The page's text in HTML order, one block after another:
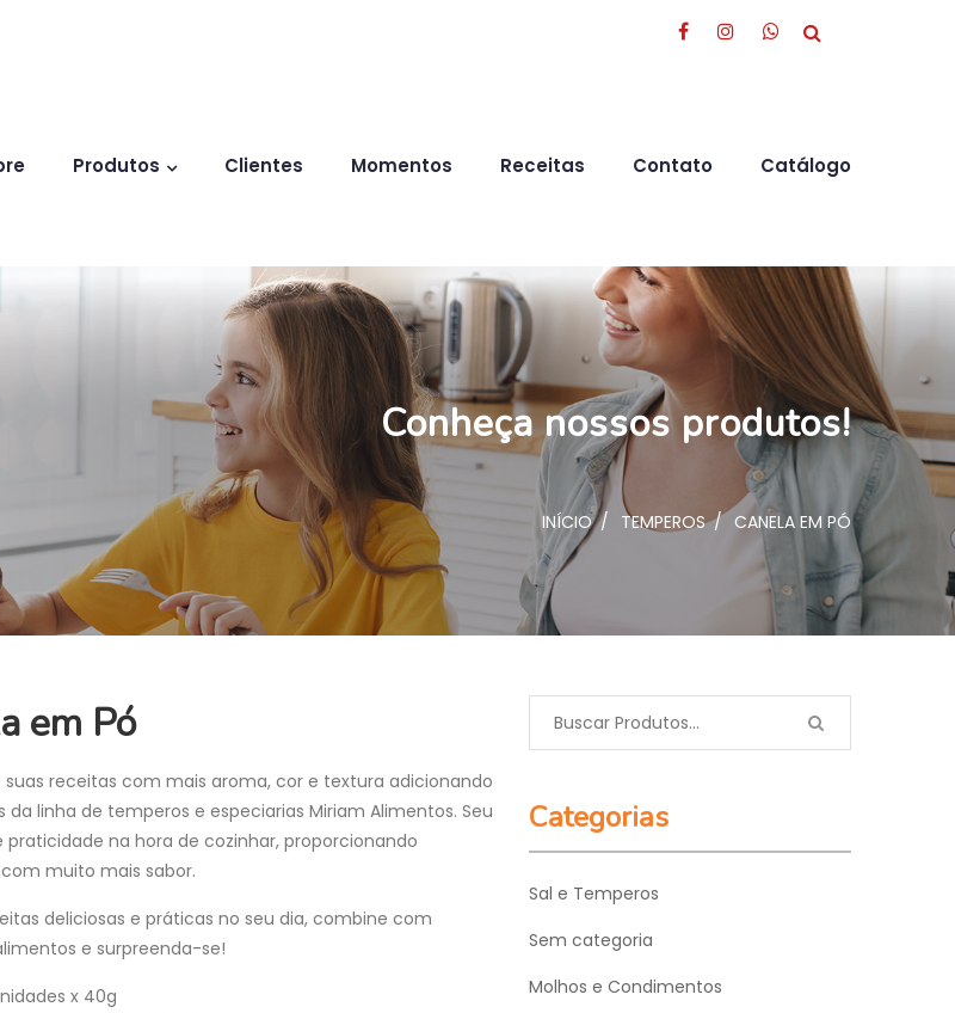
Produtos Clientes Momentos Receitas Contato Catálogo
Conheça nossos produtos!
INÍCIO TEMPEROS CANELA EM PÓ
em Pó
suas receitas com mais aroma, cor e textura adicionando
da linha de temperos e especiarias Miriam Alimentos. Seu
praticidade na hora de cozinhar, proporcionando
muito mais sabor.
deliciosas e práticas no seu dia, combine com
e surpreenda-se!
x 40g
Categorias
Sal e Temperos
Sem categoria
Molhos e Condimentos